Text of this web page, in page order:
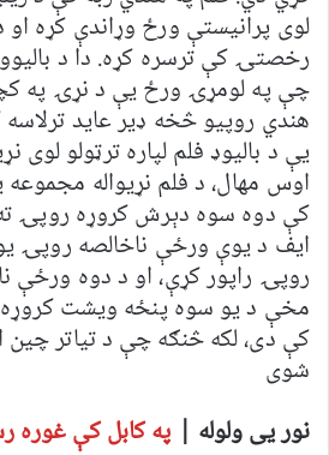
لوی پرانیستې ورځ وړاندې کړه
رخصتۍ کې ترسره کړه. دا د
چې په لومړۍ ورځ یې د نړۍ په
هندي روپیو څخه ډیر عاید
یې د بالیوډ فلم لپاره ترټولو لوی
اوس مهال، د فلم نړیواله
کې دوه سوه دېرش کروړه روپۍ
ایف د یوې ورځې ناخالصه روپۍ
روپۍ راپور کړې، او د دوه ورځې
مخې د یو سوه پنځه ویشت کروړه
کې دی، لکه څنګه چې د تیاتر چین
شوی
نور یی ولوله |په کابل کې غوره